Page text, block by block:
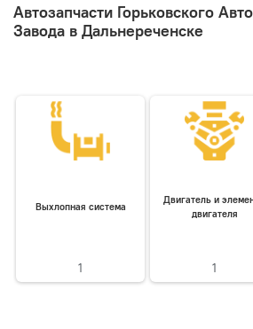
Автозапчасти Горьковского
Завода в Дальнереченске
Выхлопная система
1
Двигатель и
двигателя
1